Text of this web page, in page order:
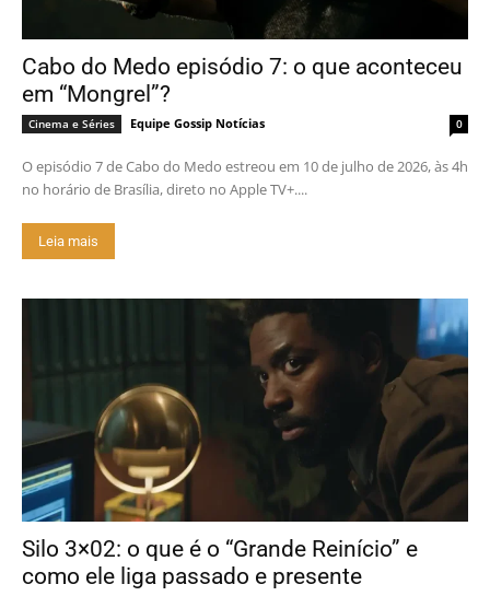
Cabo do Medo episódio 7: o que aconteceu
em “Mongrel”?
Cinema e Séries Equipe Gossip Notícias 0
O episódio 7 de Cabo do Medo estreou em 10 de julho de 2026, às 4h
no horário de Brasília, direto no Apple TV+....
Leia mais
Silo 3×02: o que é o “Grande Reinício” e
como ele liga passado e presente